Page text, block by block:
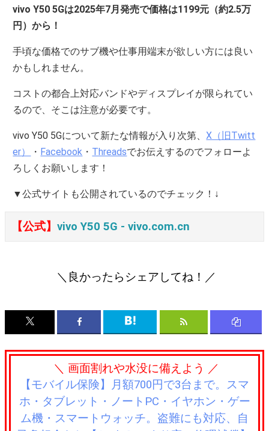
vivo Y50 5Gは2025年7月発売で価格は1199元（約2.5万
円）から！
手頃な価格でのサブ機や仕事用端末が欲しい方には良い
かもしれません。
コストの都合上対応バンドやディスプレイが限られてい
るので、そこは注意が必要です。
vivo Y50 5Gについて新たな情報が入り次第、X（旧Twitt
er）
・ Facebook ・ Threadsでお伝えするのでフォローよ
ろしくお願いします！
▼公式サイトも公開されているのでチェック！↓
【公式】 vivo Y50 5G ‐ vivo.com.cn
＼良かったらシェアしてね！／
＼ 画面割れや水没に備えよう ／
【モバイル保険】月額700円で3台まで。スマ
ホ・タブレット・ノートPC・イヤホン・ゲー
ム機・スマートウォッチ。盗難にも対応、自